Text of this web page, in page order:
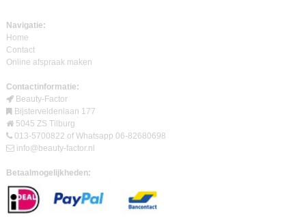
Navigatie:
Home
Contact
Online afspraak maken
Contactinformatie:
Beauty-Factor
Bijsterveldenlaan 177
5045 ZS Tilburg
013-5700822 of Whatsapp 06-82680698
info@beauty-factor.nl
Betaalmogelijkheden: